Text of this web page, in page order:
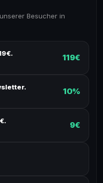
Besucher in
119€
10%
9€